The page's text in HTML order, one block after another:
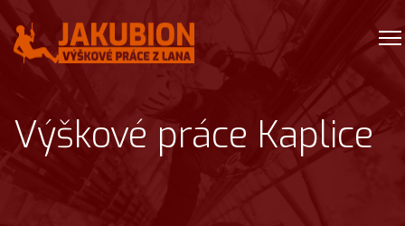
Výškové práce Kaplice